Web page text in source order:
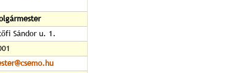
Sándor u. 1.